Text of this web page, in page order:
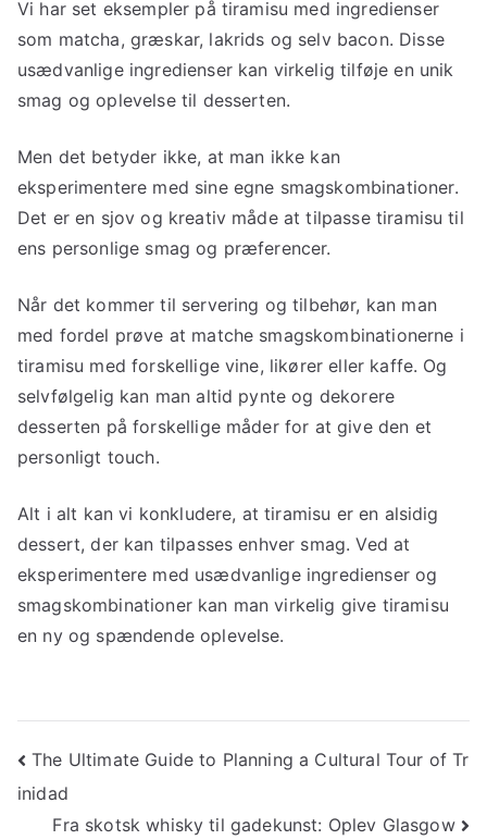
Vi har set eksempler på tiramisu med ingredienser
som matcha, græskar, lakrids og selv bacon. Disse
usædvanlige ingredienser kan virkelig tilføje en unik
smag og oplevelse til desserten.
Men det betyder ikke, at man ikke kan
eksperimentere med sine egne smagskombinationer.
Det er en sjov og kreativ måde at tilpasse tiramisu til
ens personlige smag og præferencer.
Når det kommer til servering og tilbehør, kan man
med fordel prøve at matche smagskombinationerne i
tiramisu med forskellige vine, likører eller kaffe. Og
selvfølgelig kan man altid pynte og dekorere
desserten på forskellige måder for at give den et
personligt touch.
Alt i alt kan vi konkludere, at tiramisu er en alsidig
dessert, der kan tilpasses enhver smag. Ved at
eksperimentere med usædvanlige ingredienser og
smagskombinationer kan man virkelig give tiramisu
en ny og spændende oplevelse.
Indlægsnavigation
The Ultimate Guide to Planning a Cultural Tour of Tr
inidad
Fra skotsk whisky til gadekunst: Oplev Glasgow